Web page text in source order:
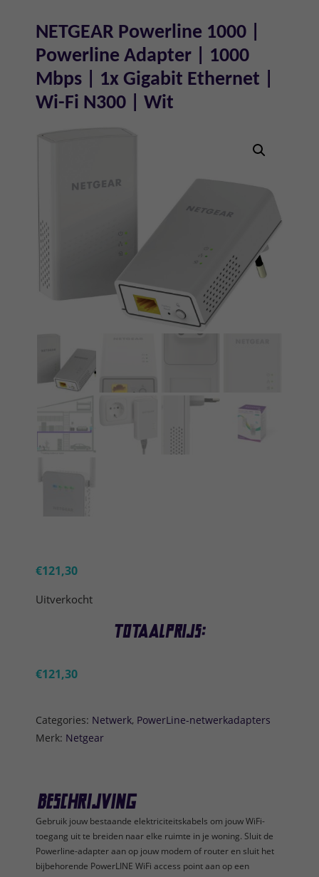
NETGEAR Powerline 1000 |
Powerline Adapter | 1000
Mbps | 1x Gigabit Ethernet |
Wi-Fi N300 | Wit
€121,30
Uitverkocht
Totaalprijs:
€121,30
Categories: Netwerk, PowerLine-netwerkadapters
Merk: Netgear
Beschrijving
Gebruik jouw bestaande elektriciteitskabels om jouw WiFi-
toegang uit te breiden naar elke ruimte in je woning. Sluit de
Powerline-adapter aan op jouw modem of router en sluit het
bijbehorende PowerLINE WiFi access point aan op een